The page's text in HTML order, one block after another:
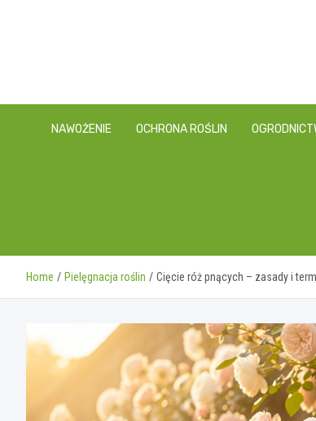
NAWOŻENIE OCHRONA ROŚLIN
Home Pielęgnacja roślin Cięcie róż pnących – zasady i